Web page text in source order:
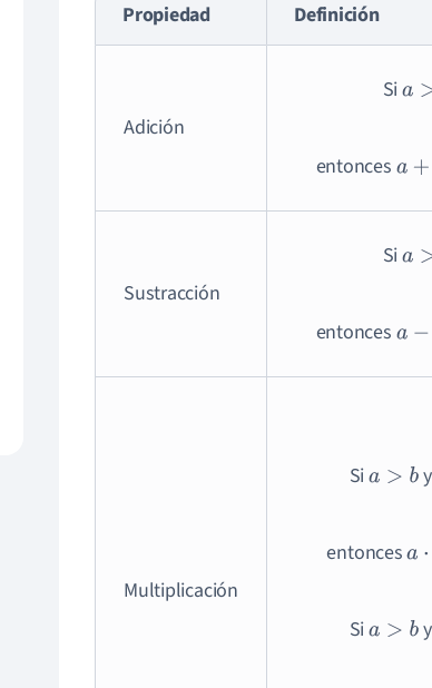
Propiedad Definición
Adición
Sia>b
entonces a+c>
Sustracción
Sia>b
entonces a−c>
Multiplicación
Sia>b y
entoncesa· c
Sia>b y